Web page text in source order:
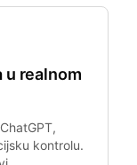
u realnom
kontrolu.